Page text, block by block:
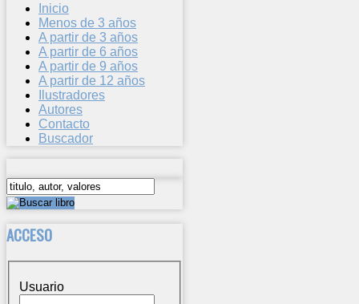
Inicio
Menos de 3 años
A partir de 3 años
A partir de 6 años
A partir de 9 años
A partir de 12 años
Ilustradores
Autores
Contacto
Buscador
ACCESO
Usuario